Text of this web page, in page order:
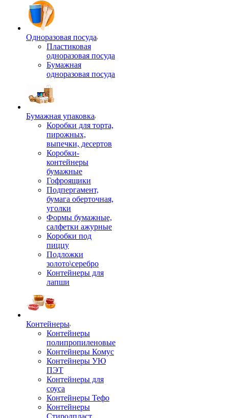
Одноразовая посуда
Пластиковая
одноразовая посуда
Бумажная
одноразовая посуда
Бумажная упаковка
Коробки для торта,
пирожных,
выпечки, десертов
Коробки-
контейнеры
бумажные
Гофроящики
Подпергамент,
бумага оберточная,
уголки
Формы бумажные,
салфетки ажурные
Коробки под
пиццу
Подложки
золото\серебро
Контейнеры для
лапши
Контейнеры
Контейнеры
полипропиленовые
Контейнеры Комус
Контейнеры УЮ
ПЭТ
Контейнеры для
соуса
Контейнеры Тефо
Контейнеры
Стиролпласт